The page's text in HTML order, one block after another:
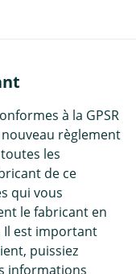
à la GPSR
règlement
les
de ce
qui vous
le fabricant en
Il est important
puissiez
informations